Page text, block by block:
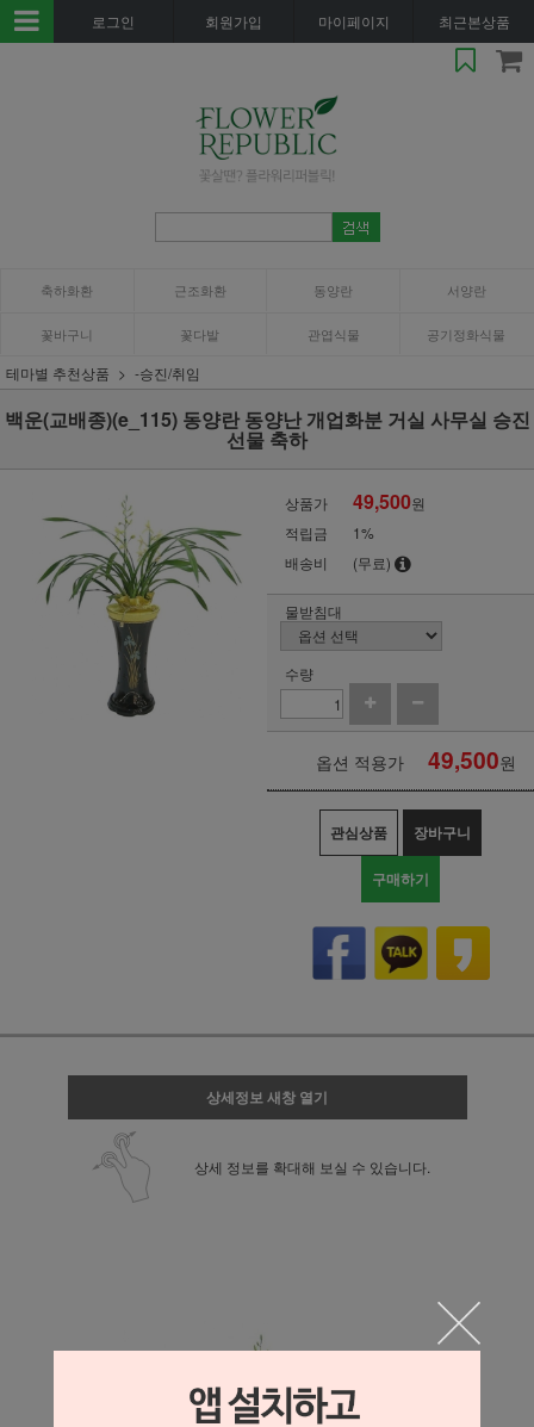
로그인 회원가입 마이페이지 최근본상품
축하화환 근조화환 동양란 서양란
꽃바구니 꽃다발 관엽식물 공기정화식물
테마별 추천상품 -승진/취임
백운(교배종)(e_115) 동양란 동양난 개업화분 거실 사무실 승진
선물 축하
상품가 49,500원
적립금
1%
배송비
(무료)
물받침대
수량
옵션 적용가 49,500원
관심상품 장바구니
구매하기
상세정보 새창 열기
상세 정보를 확대해 보실 수 있습니다.